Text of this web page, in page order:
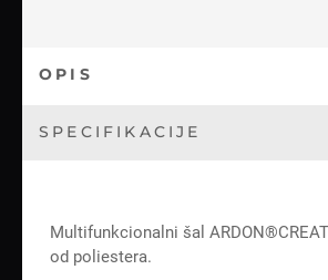
OPIS
SPECIFIKACIJE
Multifunkcionalni šal
od poliestera.